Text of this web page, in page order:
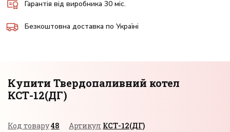
Гарантія від виробника 30 міс.
Безкоштовна доставка по Україні
Купити Твердопаливний котел
КСТ-12(ДГ)
Код товару48 Артикул КСТ-12(ДГ)